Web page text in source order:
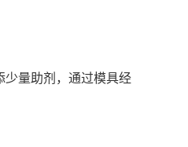
少量助剂，通过模具经